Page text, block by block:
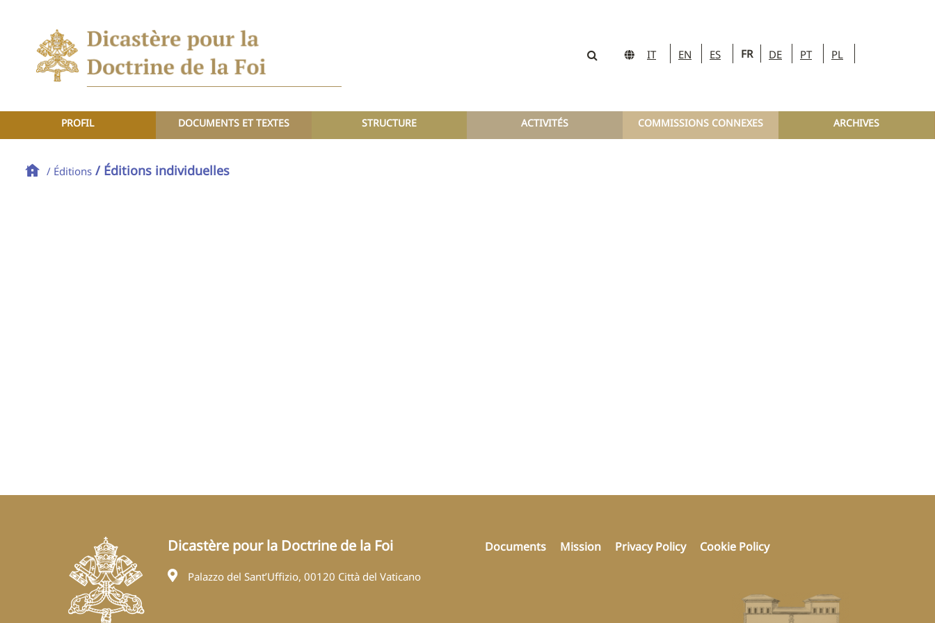
IT EN ES FR DE PT PL
PROFIL DOCUMENTS ET TEXTES STRUCTURE ACTIVITÉS COMMISSIONS CONNEXES ARCHIVES
/ Éditions / Éditions individuelles
Dicastère pour la Doctrine de la Foi
Palazzo del Sant’Uffizio, 00120 Città del Vaticano
Documents Mission Privacy Policy Cookie Policy